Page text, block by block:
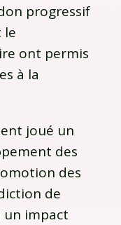
progressif
le
ont permis
à la
joué un
des
des
de
un impact